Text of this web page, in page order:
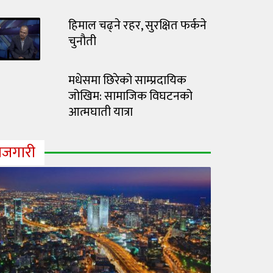
हिमाल चढ्ने रहर, सुरक्षित फर्कने
चुनौती
मधेसमा छिरेको साम्प्रदायिक
जोखिम: सामाजिक विघटनको
आत्मघाती यात्रा